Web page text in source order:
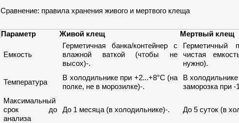
Сравнение: правила хранения живого и мертвого клеща
Параметр Живой клещ Мертвый клещ
Емкость
Герметичная банка/контейнер с
влажной ваткой (чтобы не
высох)-.
Герметичный
чистая
нужно).
Температура
В холодильнике при +2...+8°C (на
полке, не в морозилке)-.
В
заморозка при -
Максимальный
срок до
анализа
До 1 месяца (в холодильнике)-. До 5 суток (в